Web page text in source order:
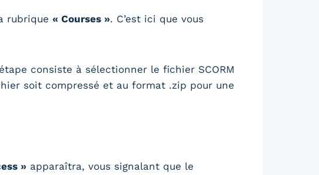
rubrique « Courses ». C’est ici que vous
consiste à sélectionner le fichier SCORM
soit compressé et au format .zip pour une
» apparaîtra, vous signalant que le